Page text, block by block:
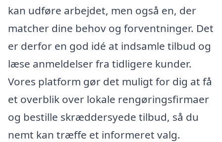
kan udføre arbejdet, men også en, der
matcher dine behov og forventninger. Det
er derfor en god idé at indsamle tilbud og
læse anmeldelser fra tidligere kunder.
Vores platform gør det muligt for dig at få
et overblik over lokale rengøringsfirmaer
og bestille skræddersyede tilbud, så du
nemt kan træffe et informeret valg.